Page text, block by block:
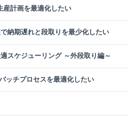
計画を最適化したい
納期遅れと段取りを最少化したい
スケジューリング ～外段取り編～
チプロセスを最適化したい